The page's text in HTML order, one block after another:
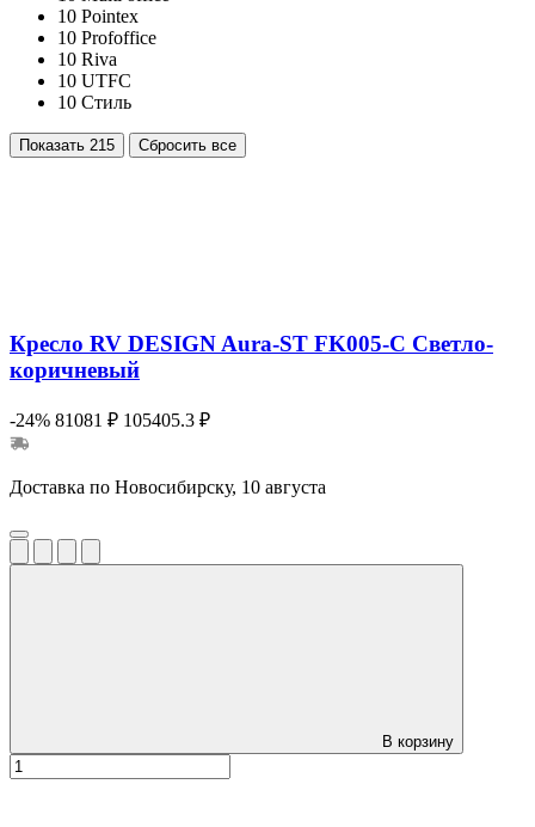
10 Pointex
10 Profoffice
10 Riva
10 UTFC
10 Стиль
Показать 215 Сбросить все
Кресло RV DESIGN Aura-ST FK005-C Светло-
коричневый
-24% 81081 ₽ 105405.3 ₽
Доставка по Новосибирску, 10 августа
В корзину